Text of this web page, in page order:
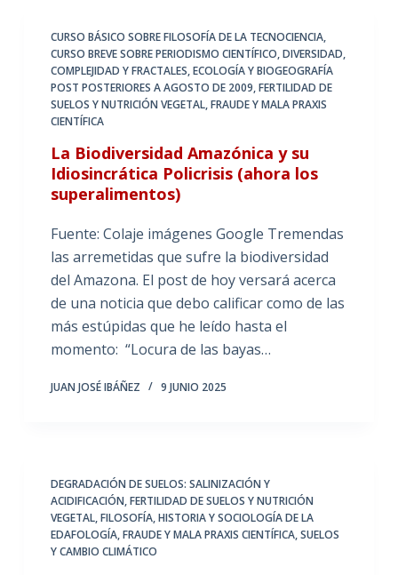
CURSO BÁSICO SOBRE FILOSOFÍA DE LA TECNOCIENCIA,
CURSO BREVE SOBRE PERIODISMO CIENTÍFICO,DIVERSIDAD,
COMPLEJIDAD Y FRACTALES,ECOLOGÍA Y BIOGEOGRAFÍA
POST POSTERIORES A AGOSTO DE 2009,FERTILIDAD DE
SUELOS Y NUTRICIÓN VEGETAL,FRAUDE Y MALA PRAXIS
CIENTÍFICA
La Biodiversidad Amazónica y su
Idiosincrática Policrisis (ahora los
superalimentos)
Fuente: Colaje imágenes Google Tremendas
las arremetidas que sufre la biodiversidad
del Amazona. El post de hoy versará acerca
de una noticia que debo calificar como de las
más estúpidas que he leído hasta el
momento: “Locura de las bayas…
JUAN JOSÉ IBÁÑEZ 9 JUNIO 2025
DEGRADACIÓN DE SUELOS: SALINIZACIÓN Y
ACIDIFICACIÓN,FERTILIDAD DE SUELOS Y NUTRICIÓN
VEGETAL,FILOSOFÍA, HISTORIA Y SOCIOLOGÍA DE LA
EDAFOLOGÍA,FRAUDE Y MALA PRAXIS CIENTÍFICA,SUELOS
Y CAMBIO CLIMÁTICO